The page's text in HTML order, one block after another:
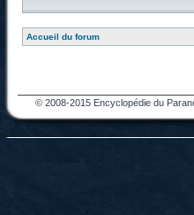
Accueil du forum
© 2008-2015 Encyclopédie du